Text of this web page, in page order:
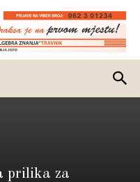
prilika za